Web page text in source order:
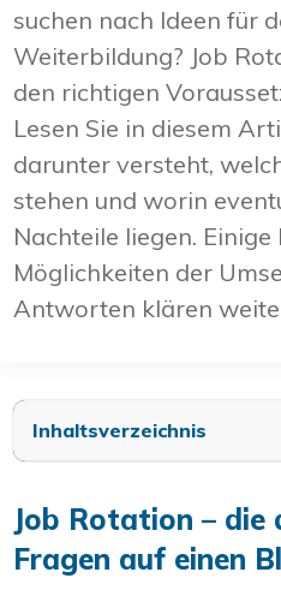
suchen nach Ideen für
Weiterbildung? Job
den richtigen
Lesen Sie in diesem
darunter versteht,
stehen und worin
Nachteile liegen.
Möglichkeiten der
Antworten klären
Inhaltsverzeichnis
Job Rotation –
Fragen auf einen